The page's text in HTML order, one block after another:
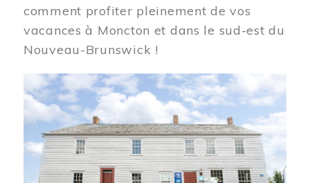
comment profiter pleinement de vos
vacances à Moncton et dans le sud-est du
Nouveau-Brunswick !
Image